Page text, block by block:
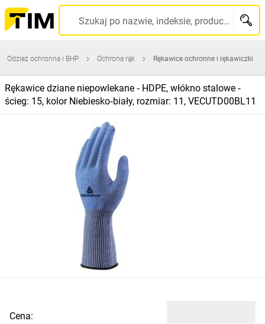
Szukaj po nazwie, indeksie, producencie, kodzie kreskowym...
Odzież ochronna i BHP Ochrona rąk Rękawice ochronne i rękawiczki
Rękawice dziane niepowlekane ‑ HDPE, włókno stalowe ‑
ścieg: 15, kolor Niebiesko‑biały, rozmiar: 11, VECUTD00BL11
Cena: